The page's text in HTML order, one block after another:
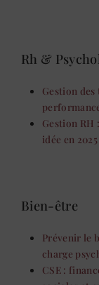
Rh &
Gestion
Gestion RH
idée en 2025
Bien-être
Prévenir le
charge
CSE :